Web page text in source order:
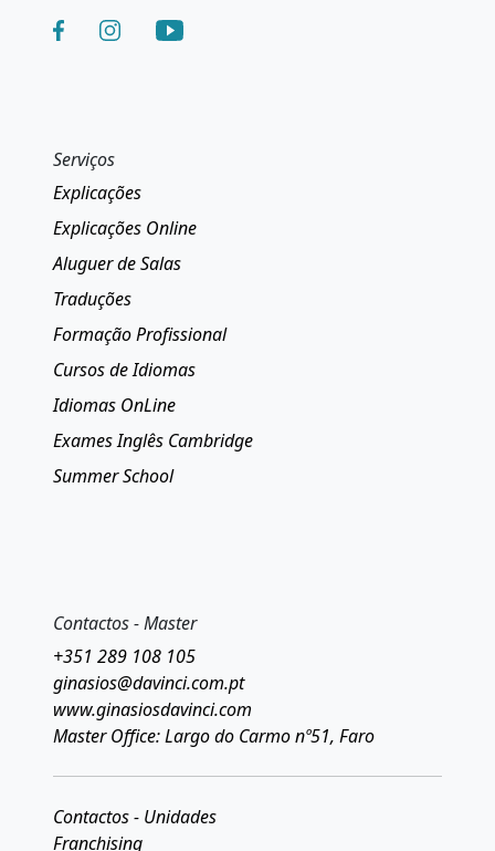
Serviços
Explicações
Explicações Online
Aluguer de Salas
Traduções
Formação Profissional
Cursos de Idiomas
Idiomas OnLine
Exames Inglês Cambridge
Summer School
Contactos - Master
+351 289 108 105
ginasios@davinci.com.pt
www.ginasiosdavinci.com
Master Office: Largo do Carmo nº51, Faro
Contactos - Unidades
Franchising